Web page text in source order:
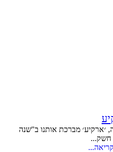
׳ארקיע׳ מברכת אותנו ב"שנה
חשק...